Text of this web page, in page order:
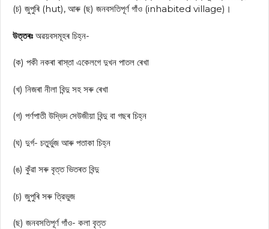
(চ) জুপুৰি (hut), আৰু (ছ) জনবসতিপূর্ণ গাঁও (inhabited village)।
উত্তৰঃ অৱয়বসমূহৰ চিহ্ন-
(ক) পকী নকৰা ৰাস্তা একেলগে দুখন পাতল ৰেখা
(খ) নিজৰা নীলা বিন্দু সহ সৰু ৰেখা
(গ) পর্ণপাতী উদ্ভিদ সেউজীয়া বিন্দু বা গছৰ চিহ্ন
(ঘ) দুর্গ- চতুর্ভুজ আৰু পতাকা চিহ্ন
(ঙ) কুঁৱা সৰু বৃত্ত ভিতৰত বিন্দু
(চ) জুপুৰি সৰু ত্রিভুজ
(ছ) জনবসতিপূর্ণ গাঁও- কলা বৃত্ত